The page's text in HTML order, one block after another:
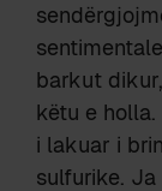
barkut
këtu e
i lakuar i
sulfurike.